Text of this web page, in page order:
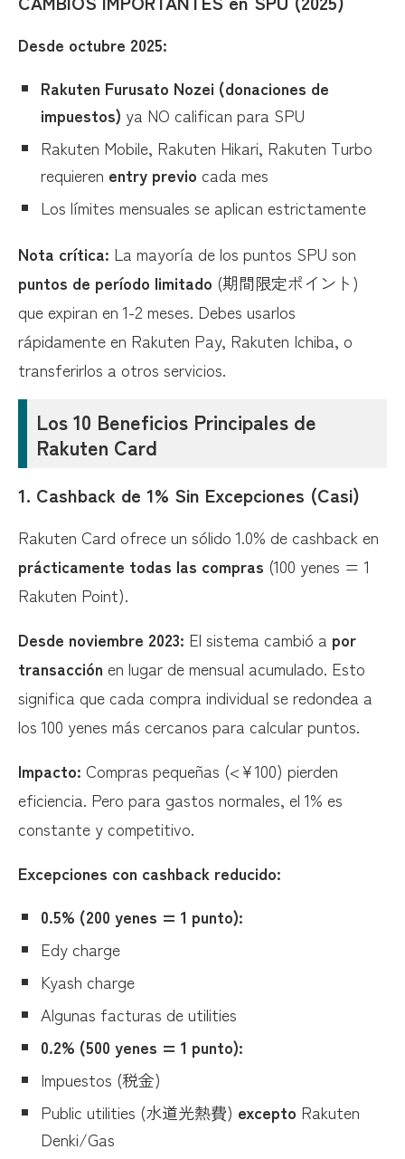
Desde octubre 2025:
Rakuten Furusato Nozei (donaciones de
impuestos) ya NO califican para SPU
Rakuten Mobile, Rakuten Hikari, Rakuten Turbo
requieren entry previo cada mes
Los límites mensuales se aplican estrictamente
Nota crítica: La mayoría de los puntos SPU son
puntos de período limitado (期間限定ポイント)
que expiran en 1-2 meses. Debes usarlos
rápidamente en Rakuten Pay, Rakuten Ichiba, o
transferirlos a otros servicios.
Los 10 Beneficios Principales de
Rakuten Card
1. Cashback de 1% Sin Excepciones (Casi)
Rakuten Card ofrece un sólido 1.0% de cashback en
prácticamente todas las compras (100 yenes = 1
Rakuten Point).
Desde noviembre 2023: El sistema cambió a por
transacción en lugar de mensual acumulado. Esto
significa que cada compra individual se redondea a
los 100 yenes más cercanos para calcular puntos.
Impacto: Compras pequeñas (<¥100) pierden
eficiencia. Pero para gastos normales, el 1% es
constante y competitivo.
Excepciones con cashback reducido:
0.5% (200 yenes = 1 punto):
Edy charge
Kyash charge
Algunas facturas de utilities
0.2% (500 yenes = 1 punto):
Impuestos (税金)
Public utilities (水道光熱費) excepto Rakuten
Denki/Gas